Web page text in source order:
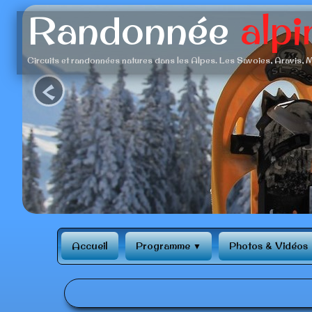
Randonnée
Circuits et randonnées natures dans les Alpes. Les Savoies, Aravis,
‹
Accueil Programme▼ Photos & Vidéos